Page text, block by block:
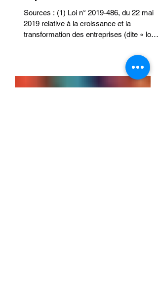
services utilisant des NFTs
/cryptos: Dois-je m’enregistrer
auprès de l'AMF ?
2019 relative à la croissance et la
transformation des entreprises (dite « loi